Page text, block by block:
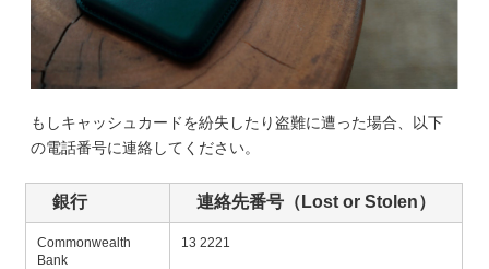
もしキャッシュカードを紛失したり盗難に遭った場合、以下
の電話番号に連絡してください。
銀行 連絡先番号（Lost or Stolen）
Commonwealth
Bank
13 2221